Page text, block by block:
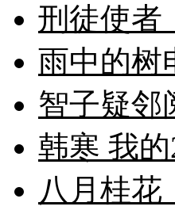
刑徒使者
雨中的树
智子疑邻
韩寒 我
八月桂花